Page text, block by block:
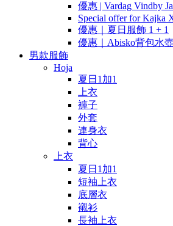
優惠 | Vardag Vindby
Special offer for Kajka
優惠｜夏日服飾 1 + 1
優惠｜Abisko背包水
男款服飾
Hoja
夏日1加1
上衣
褲子
外套
連身衣
背心
上衣
夏日1加1
短袖上衣
底層衣
襯衫
長袖上衣